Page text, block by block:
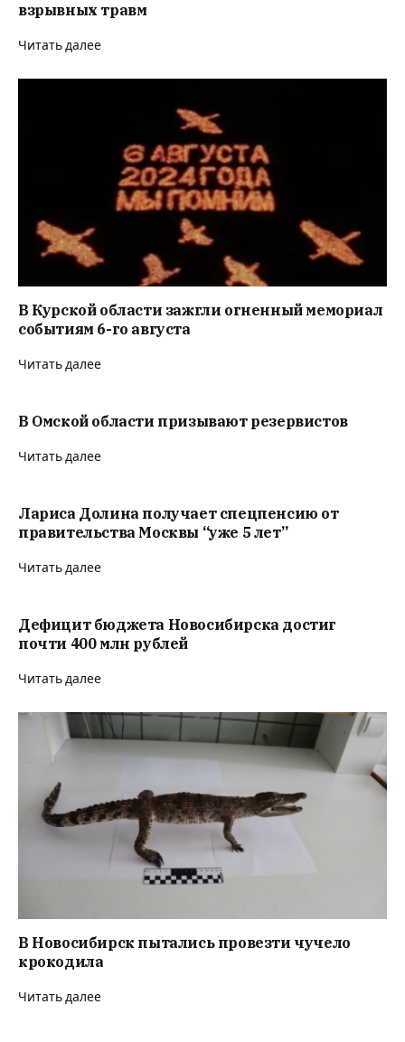
взрывных травм
Читать далее
В Курской области зажгли огненный мемориал
событиям 6-го августа
Читать далее
В Омской области призывают резервистов
Читать далее
Лариса Долина получает спецпенсию от
правительства Москвы “уже 5 лет”
Читать далее
Дефицит бюджета Новосибирска достиг
почти 400 млн рублей
Читать далее
В Новосибирск пытались провезти чучело
крокодила
Читать далее